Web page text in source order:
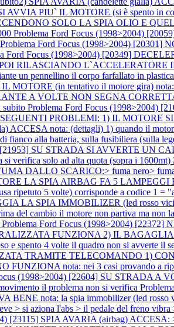
AVVIA PIU` IL MOTORE (si è spento in
SOLO LA SPIA OLIO E
Problema Ford Focus (1998>2004)
Problema Ford Focus (1998>2004) [20301]
Ford Focus (1998>2004) [20349]
POI RILASCIANDO
un pennellino il corpo farfallato in
MOTORE (in tentativo il motore gira) nota:
A VOLTE NON SEGNA
subito Problema Ford Focus (1998>2004)
PROBLEMI: 1) IL MOTORE
nota: (dettagli) 1) quando il
fianco alla batteria, sulla fusibiliera (sulla
[21953] SU STRADA SI AVVERTE UN
solo ad alta quota (sopra i 1600mt)
DALLO SCARICO:> fuma nero>
LA SPIA AIRBAG FA 5 LAMPEGGI
5 volte) corrisponde a codice 1 =
LA SPIA IMMOBILIZER (led rosso
del cambio il motore non partiva ma non
Problema Ford Focus (1998>2004) [22372]
FUNZIONA 2) IL
spento 4 volte il quadro non si avverte il
TRAMITE TELECOMANDO 1)
nota: nei 3 casi provando a
(1998>2004) [22604] SU STRADA A
il problema non si verifica
nota: la spia immobilizer (led rosso
> si aziona l'abs > il pedale del freno vibra
[23115] SPIA AVARIA (airbag) ACCESA: